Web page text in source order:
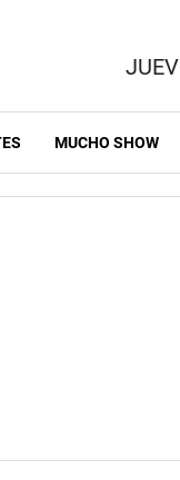
MUCHO SHOW